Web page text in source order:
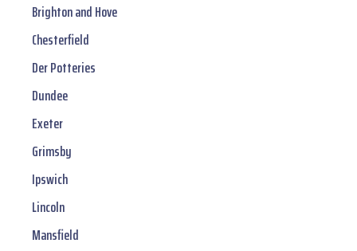
Brighton and Hove
Chesterfield
Der Potteries
Dundee
Exeter
Grimsby
Ipswich
Lincoln
Mansfield